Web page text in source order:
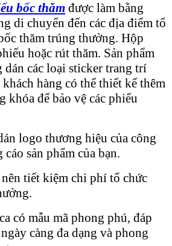
bốc thăm được làm bằng
di chuyển đến các địa điểm tổ
thăm trúng thưởng. Hộp
hoặc rút thăm. Sản phẩm
dán các loại sticker trang trí
hàng có thể thiết kế thêm
khóa để bảo vệ các phiếu
logo thương hiệu của công
sản phẩm của bạn.
nên tiết kiệm chi phí tổ chức
có mẫu mã phong phú, đáp
càng đa dạng và phong